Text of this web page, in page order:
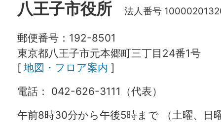
八王子市役所 法人番号
郵便番号：192-8501
東京都八王子市元本郷町三丁目24番1号
[ 地図・フロア案内 ]
電話： 042-626-3111（代表）
午前8時30分から午後5時まで （土曜、日